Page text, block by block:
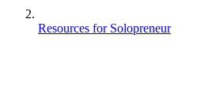
Resources for Solopreneur